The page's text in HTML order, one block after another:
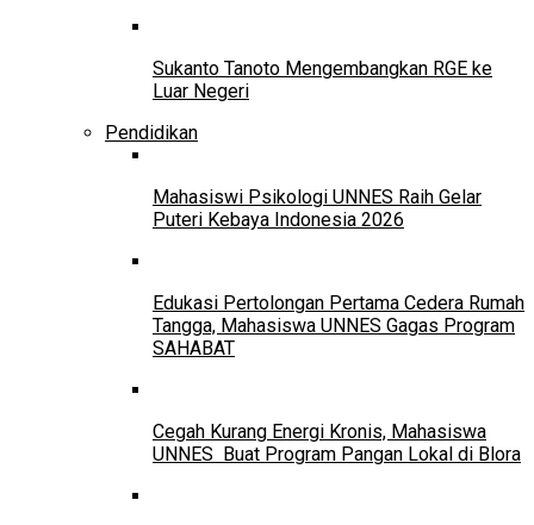
Sukanto Tanoto Mengembangkan RGE ke
Luar Negeri
Pendidikan
Mahasiswi Psikologi UNNES Raih Gelar
Puteri Kebaya Indonesia 2026
Edukasi Pertolongan Pertama Cedera Rumah
Tangga, Mahasiswa UNNES Gagas Program
SAHABAT
Cegah Kurang Energi Kronis, Mahasiswa
UNNES Buat Program Pangan Lokal di Blora